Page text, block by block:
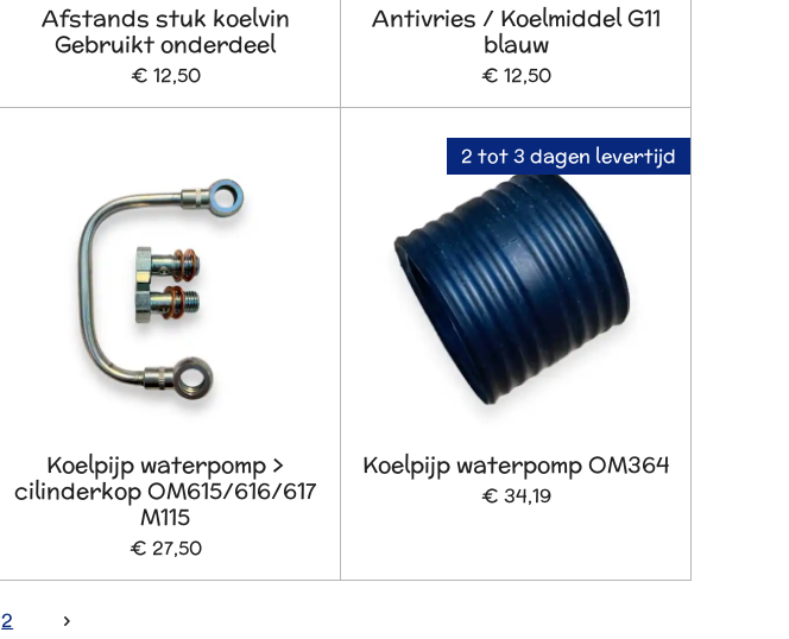
Afstands stuk koelvin
Gebruikt onderdeel
€ 12,50
Antivries / Koelmiddel G11
blauw
€ 12,50
Koelpijp waterpomp >
cilinderkop OM615/616/617
M115
€ 27,50
2 tot 3 dagen levertijd
Koelpijp waterpomp OM364
€ 34,19
2